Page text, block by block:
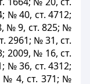
№ 40, ст. 4712;
№ 9, ст. 825; №
2961; № 31, ст.
2009, № 16, ст.
№ 36, ст. 4312;
№ 4, ст. 371; №